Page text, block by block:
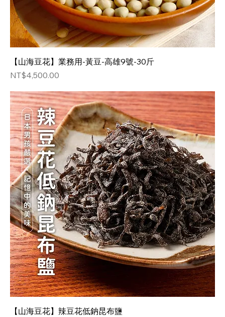
【山海豆花】業務用-黃豆-高雄9號-30斤
価格
NT$4,500.00
【山海豆花】辣豆花低鈉昆布鹽